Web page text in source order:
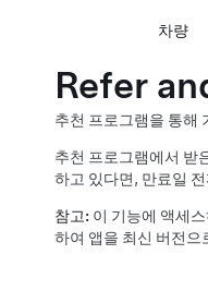
차량
Refer
추천 프로그램을 통해
추천 프로그램에서 받
하고 있다면, 만료일
참고: 이 기능에 액세
하여 앱을 최신 버전으